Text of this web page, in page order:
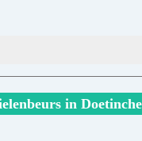
in